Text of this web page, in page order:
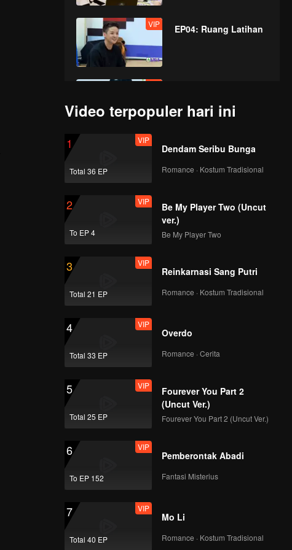
VIP EP04: Ruang Latihan
VIP EP06: Ruang Latihan
VIP EP07: Ruang Latihan
VIP EP08: Ruang Latihan
Video terpopuler hari ini
1
Total 36 EP
VIP
Dendam Seribu Bunga
Romance · Kostum Tradisional
2
To EP 4
VIP
Be My Player Two (Uncut
ver.)
Be My Player Two
3
Total 21 EP
VIP
Reinkarnasi Sang Putri
Romance · Kostum Tradisional
4
Total 33 EP
VIP
Overdo
Romance · Cerita
5
Total 25 EP
VIP
Fourever You Part 2
(Uncut Ver.)
Fourever You Part 2 (Uncut Ver.)
6
To EP 152
VIP
Pemberontak Abadi
Fantasi Misterius
7
Total 40 EP
VIP
Mo Li
Romance · Kostum Tradisional